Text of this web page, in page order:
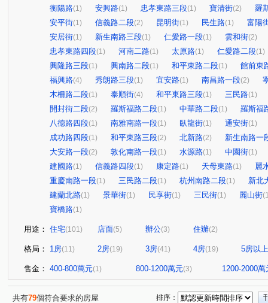
衡陽路(1) 安興路(1) 忠孝東路三段(1) 寶清街(2)
羅
安平街(1) 信義路二段(2) 昆明街(1) 民生路(1)
富陽
安居街(1) 新生南路三段(1) 仁愛路一段(1) 雲和街(2)
忠孝東路四段(1) 河南二路(1) 太原路(1) 仁愛路二段(1)
興隆路三段(1) 興南路二段(1) 和平東路二段(1)
館前東
福興路(4) 秀朗路三段(1) 宜安路(1) 南昌路一段(2)
木柵路二段(1) 泰順街(4) 和平東路三段(1) 三民路(1)
開封街二段(2) 羅斯福路二段(1) 中華路二段(1)
羅斯福
八德路四段(1) 南雅南路一段(1) 臥龍街(1) 通安街(1)
成功路四段(1) 和平東路三段(2) 北新路(2)
新生南路一
大安路一段(2) 敦化南路一段(1) 水源路(1) 中園街(1)
建國路(1) 信義路四段(1) 康定路(1) 天母東路(1)
麗
重慶南路一段(1) 三民路二段(1) 杭州南路二段(1)
新北
建蘭北路(1) 景華街(1) 民享街(1) 三民街(1) 麗山街
寶橋路(1)
用途： 住宅(101) 店面(5) 辦公(3) 住辦(2)
格局： 1房(11) 2房(19) 3房(41) 4房(19) 5房以上
售金： 400-800萬元(1) 800-1200萬元(3) 1200-2000萬
共有79個符合要求的房屋 排序：